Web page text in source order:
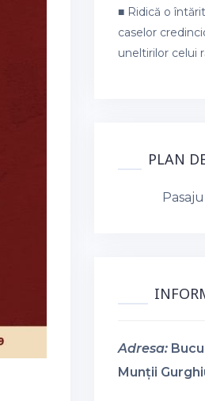
■ Ridică o
caselor
uneltirilor celui
PLAN
Adresa:
Munții